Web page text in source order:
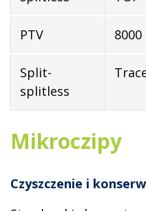
PTV 8000
Split-
splitless
Mikroczipy
Czyszczenie i